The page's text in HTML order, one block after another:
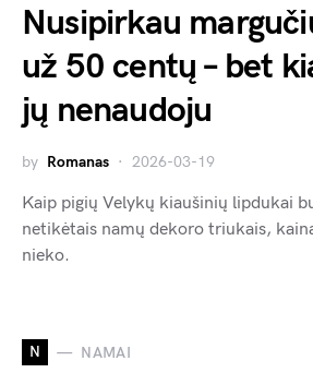
Nusipirkau
už 50 centų – bet
jų nenaudoju
by Romanas 2026-03-19
Kaip pigių Velykų kiaušinių lipdukai
netikėtais namų dekoro triukais,
nieko.
N NAMAI